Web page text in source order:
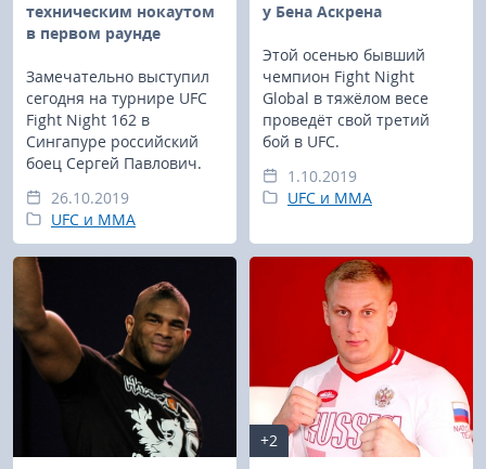
техническим нокаутом
в первом раунде
Замечательно выступил
сегодня на турнире UFC
Fight Night 162 в
Сингапуре российский
боец Сергей Павлович.
26.10.2019
UFC и MMA
у Бена Аскрена
Этой осенью бывший
чемпион Fight Night
Global в тяжёлом весе
проведёт свой третий
бой в UFC.
1.10.2019
UFC и MMA
+2